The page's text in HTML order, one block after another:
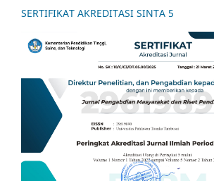
SERTIFIKAT AKREDITASI SINTA 5